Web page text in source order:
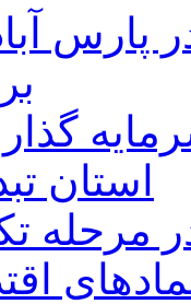
پارس
استان
مرحله